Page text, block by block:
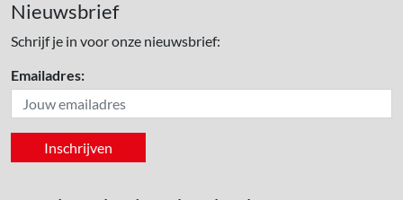
Nieuwsbrief
Schrijf je in voor onze nieuwsbrief:
Emailadres: